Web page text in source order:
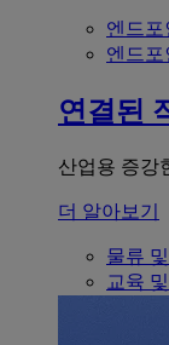
엔드포
엔드
연결된
산업용 증강
더 알아보기
물류
교육